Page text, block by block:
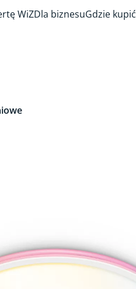
WiZDla biznesuGdzie kupić